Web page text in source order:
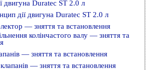
двигуна Duratec ST 2.0 л
дії двигуна Duratec ST 2.0 л
— зняття та встановлення
колінчастого валу — зняття та
— зняття та встановлення
— зняття та встановлення